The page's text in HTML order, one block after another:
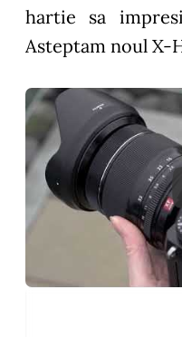
hartie sa
Asteptam noul X-